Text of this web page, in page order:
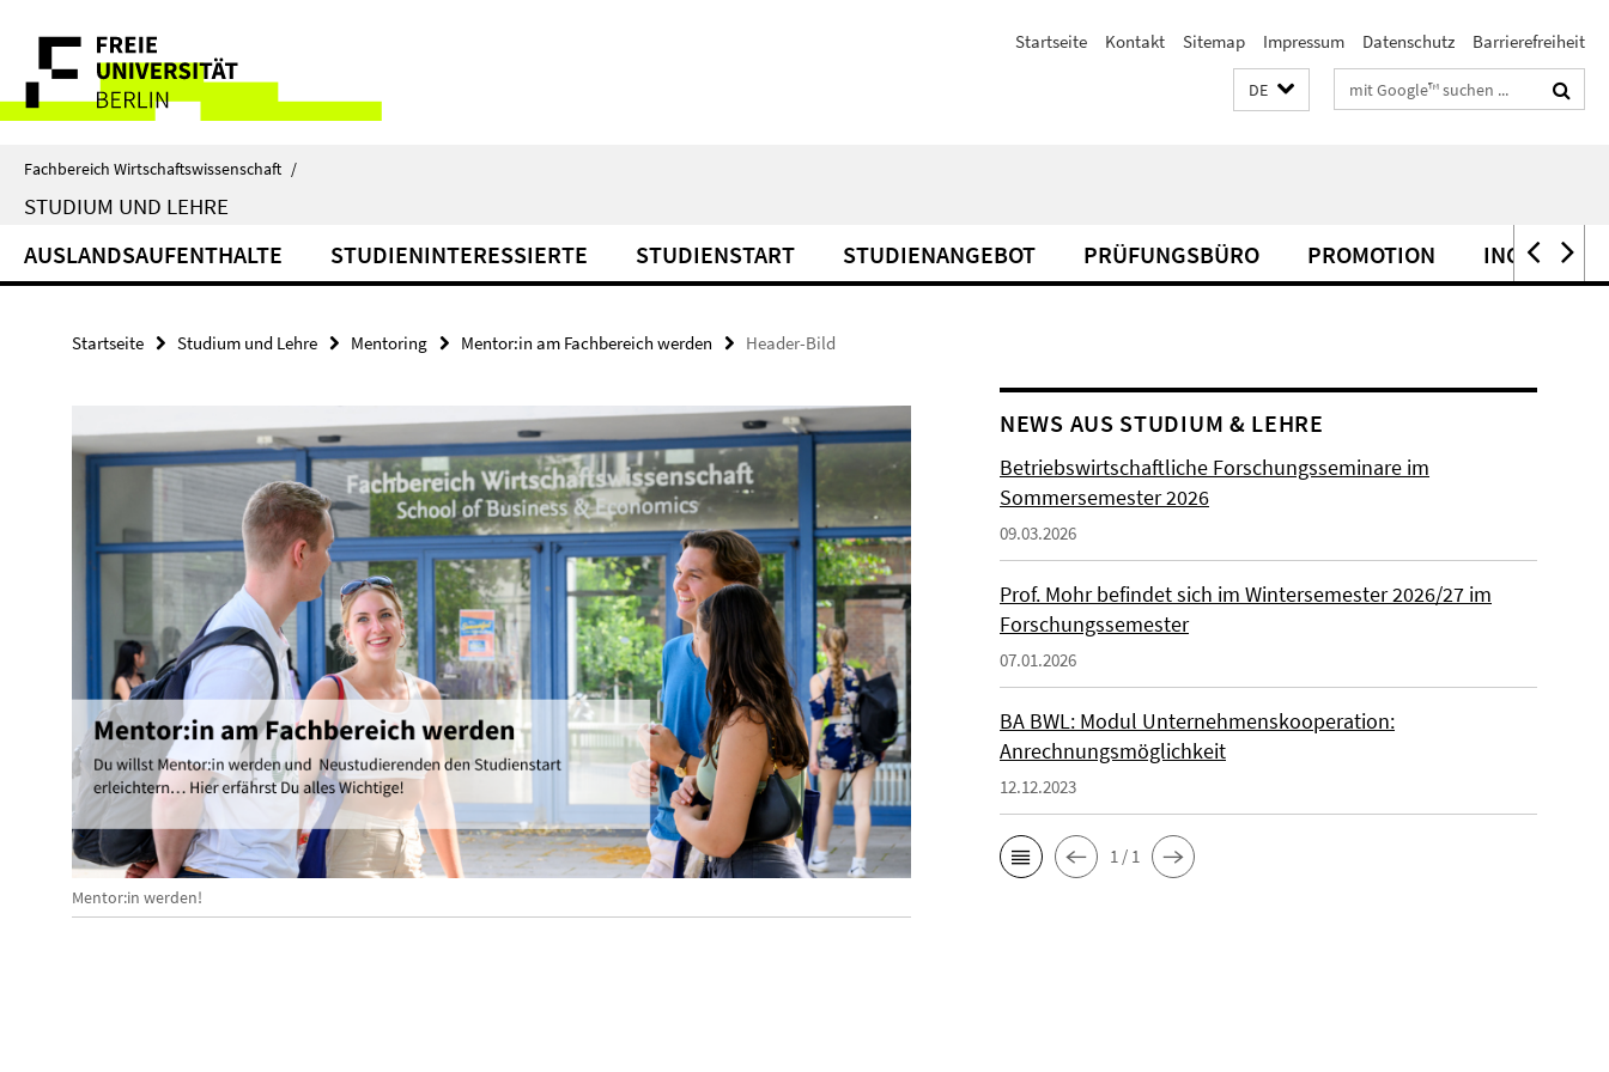
direkt
Inhalt
Service-
Navigation
Startseite Kontakt Sitemap Impressum Datenschutz Barrierefreiheit
DE Suchbegriffe
Fachbereich Wirtschaftswissenschaft /
STUDIUM UND LEHRE
AUSLANDSAUFENTHALTE STUDIENINTERESSIERTE STUDIENSTART STUDIENANGEBOT PRÜFUNGSBÜRO PROMOTION INCOMINGS
Startseite Studium und Lehre Mentoring Mentor:in am Fachbereich werden Header-Bild
Mentor:in werden!
NEWS AUS STUDIUM & LEHRE
Betriebswirtschaftliche Forschungsseminare im
Sommersemester 2026
09.03.2026
Prof. Mohr befindet sich im Wintersemester 2026/27 im
Forschungssemester
07.01.2026
BA BWL: Modul Unternehmenskooperation:
Anrechnungsmöglichkeit
12.12.2023
1 / 1